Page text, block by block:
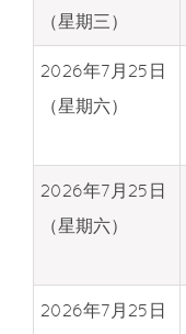
（星期三）
2026年7月25日
（星期六）
2026年7月25日
（星期六）
2026年7月25日